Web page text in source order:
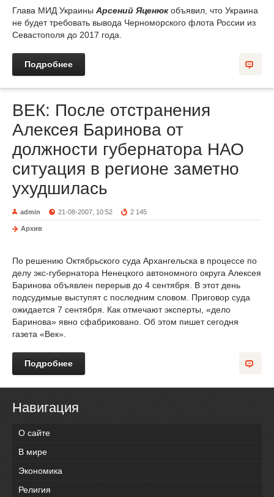
Глава МИД Украины Арсений Яценюкобъявил, что Украина
не будет требовать вывода Черноморского флота России из
Севастополя до 2017 года.
Подробнее
ВЕК: После отстранения
Алексея Баринова от
должности губернатора НАО
ситуация в регионе заметно
ухудшилась
admin 21-08-2007, 10:52 2 145
Архив
По решению Октябрьского суда Архангельска в процессе по
делу экс-губернатора Ненецкого автономного округа Алексея
Баринова объявлен перерыв до 4 сентября. В этот день
подсудимые выступят с последним словом. Приговор суда
ожидается 7 сентября. Как отмечают эксперты, «дело
Баринова» явно сфабриковано. Об этом пишет сегодня
газета «Век».
Подробнее
Навигация
О сайте
В мире
Экономика
Религия